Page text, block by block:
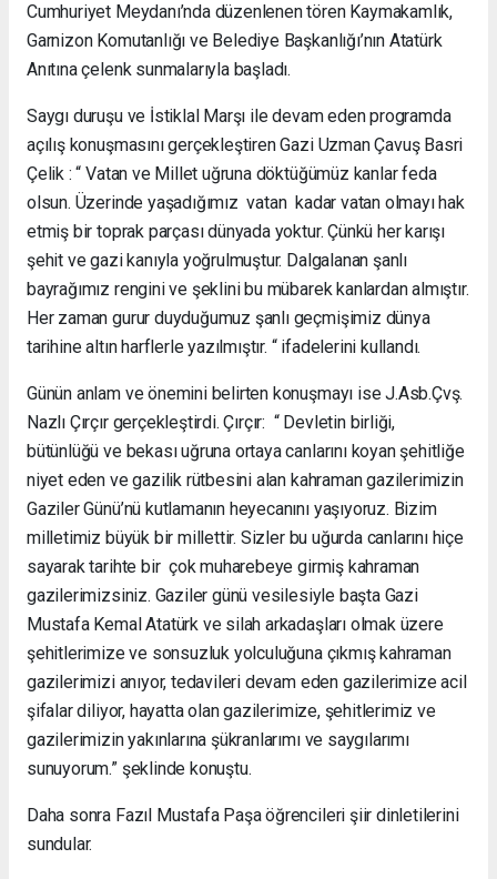
Cumhuriyet Meydanı’nda düzenlenen tören Kaymakamlık,
Garnizon Komutanlığı ve Belediye Başkanlığı’nın Atatürk
Anıtına çelenk sunmalarıyla başladı.
Saygı duruşu ve İstiklal Marşı ile devam eden programda
açılış konuşmasını gerçekleştiren Gazi Uzman Çavuş Basri
Çelik : “ Vatan ve Millet uğruna döktüğümüz kanlar feda
olsun. Üzerinde yaşadığımız vatan kadar vatan olmayı hak
etmiş bir toprak parçası dünyada yoktur. Çünkü her karışı
şehit ve gazi kanıyla yoğrulmuştur. Dalgalanan şanlı
bayrağımız rengini ve şeklini bu mübarek kanlardan almıştır.
Her zaman gurur duyduğumuz şanlı geçmişimiz dünya
tarihine altın harflerle yazılmıştır. “ ifadelerini kullandı.
Günün anlam ve önemini belirten konuşmayı ise J.Asb.Çvş.
Nazlı Çırçır gerçekleştirdi. Çırçır: “ Devletin birliği,
bütünlüğü ve bekası uğruna ortaya canlarını koyan şehitliğe
niyet eden ve gazilik rütbesini alan kahraman gazilerimizin
Gaziler Günü’nü kutlamanın heyecanını yaşıyoruz. Bizim
milletimiz büyük bir millettir. Sizler bu uğurda canlarını hiçe
sayarak tarihte bir çok muharebeye girmiş kahraman
gazilerimizsiniz. Gaziler günü vesilesiyle başta Gazi
Mustafa Kemal Atatürk ve silah arkadaşları olmak üzere
şehitlerimize ve sonsuzluk yolculuğuna çıkmış kahraman
gazilerimizi anıyor, tedavileri devam eden gazilerimize acil
şifalar diliyor, hayatta olan gazilerimize, şehitlerimiz ve
gazilerimizin yakınlarına şükranlarımı ve saygılarımı
sunuyorum.” şeklinde konuştu.
Daha sonra Fazıl Mustafa Paşa öğrencileri şiir dinletilerini
sundular.